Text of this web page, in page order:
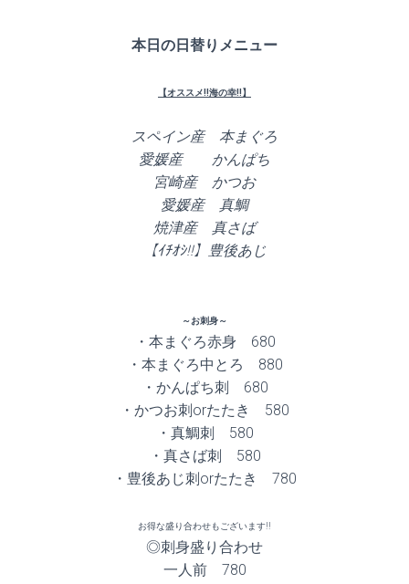
本日の日替りメニュー
【オススメ!!海の幸!!】
スペイン産 本まぐろ
愛媛産 かんぱち
宮崎産 かつお
愛媛産 真鯛
焼津産 真さば
【ｲﾁｵｼ!!】豊後あじ
～お刺身～
・本まぐろ赤身 680
・本まぐろ中とろ 880
・かんぱち刺 680
・かつお刺orたたき 580
・真鯛刺 580
・真さば刺 580
・豊後あじ刺orたたき 780
お得な盛り合わせもございます!!
◎刺身盛り合わせ
一人前 780